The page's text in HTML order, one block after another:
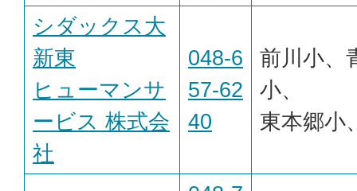
シダックス大
新東
ヒューマンサ
ービス 株式会
社
048-6
57-62
40
前川小、
小、
東本郷小